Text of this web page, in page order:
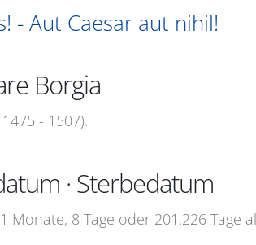
- Aut Caesar aut nihil!
Borgia
- 1507).
· Sterbedatum
Monate, 8 Tage oder 201.226 Tage